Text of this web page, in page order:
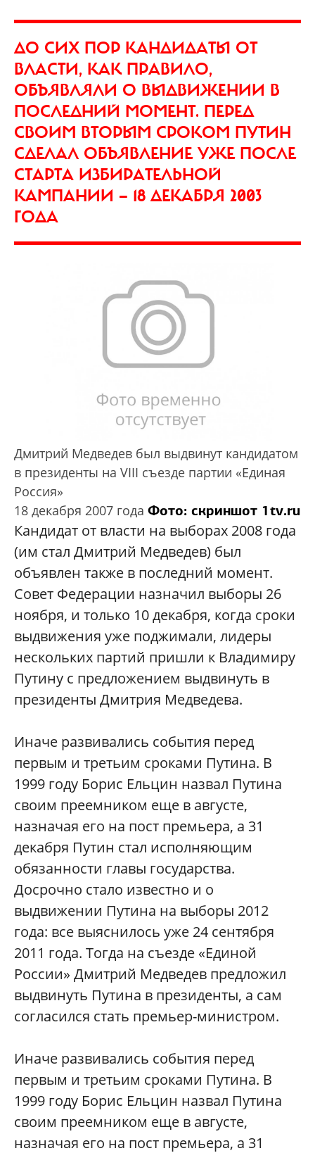
ДО СИХ ПОР КАНДИДАТЫ ОТ
ВЛАСТИ, КАК ПРАВИЛО,
ОБЪЯВЛЯЛИ О ВЫДВИЖЕНИИ В
ПОСЛЕДНИЙ МОМЕНТ. ПЕРЕД
СВОИМ ВТОРЫМ СРОКОМ ПУТИН
СДЕЛАЛ ОБЪЯВЛЕНИЕ УЖЕ ПОСЛЕ
СТАРТА ИЗБИРАТЕЛЬНОЙ
КАМПАНИИ — 18 ДЕКАБРЯ 2003
ГОДА
Дмитрий Медведев был выдвинут кандидатом
в президенты на VIII съезде партии «Единая
Россия»
18 декабря 2007 года Фото: скриншот 1tv.ru
Кандидат от власти на выборах 2008 года
(им стал Дмитрий Медведев) был
объявлен также в последний момент.
Совет Федерации назначил выборы 26
ноября, и только 10 декабря, когда сроки
выдвижения уже поджимали, лидеры
нескольких партий пришли к Владимиру
Путину с предложением выдвинуть в
президенты Дмитрия Медведева.
Иначе развивались события перед
первым и третьим сроками Путина. В
1999 году Борис Ельцин назвал Путина
своим преемником еще в августе,
назначая его на пост премьера, а 31
декабря Путин стал исполняющим
обязанности главы государства.
Досрочно стало известно и о
выдвижении Путина на выборы 2012
года: все выяснилось уже 24 сентября
2011 года. Тогда на съезде «Единой
России» Дмитрий Медведев предложил
выдвинуть Путина в президенты, а сам
согласился стать премьер-министром.
Иначе развивались события перед
первым и третьим сроками Путина. В
1999 году Борис Ельцин назвал Путина
своим преемником еще в августе,
назначая его на пост премьера, а 31